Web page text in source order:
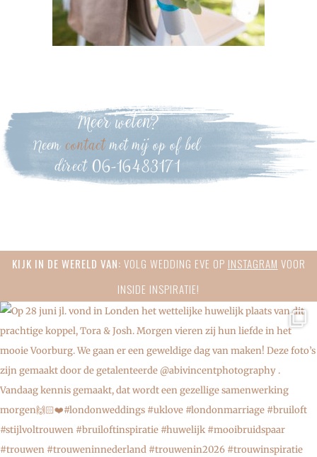
Meer weten?
Neemcontactmet mij op of bel
direct 06-16483171
Primary
KIJK IN DE WERELD VAN: VOLG WEDDING EVE OP INSTAGRAM VOOR
INSIDE INSPIRATIE!